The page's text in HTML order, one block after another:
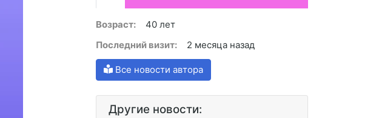
Возраст:
40 лет
Последний визит:
2 месяца назад
Все новости автора
Другие новости: